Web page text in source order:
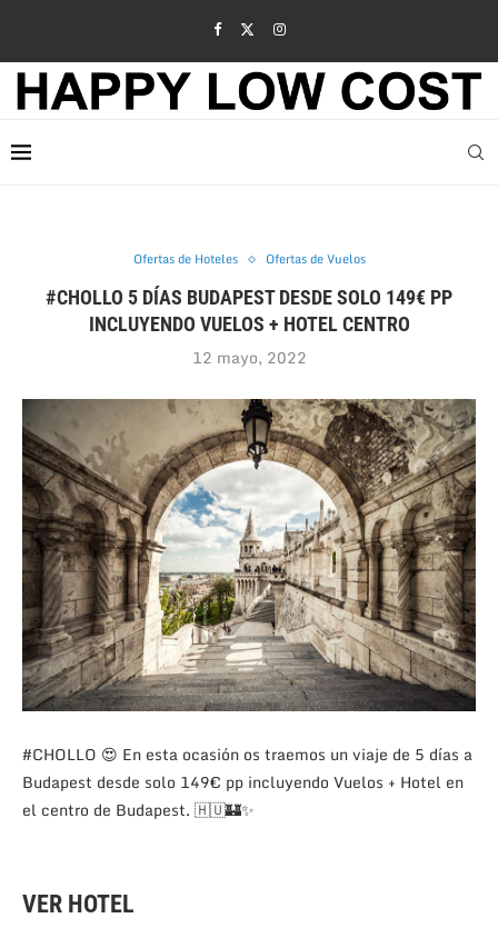
Ofertas de Hoteles Ofertas de Vuelos
#CHOLLO 5 DÍAS BUDAPEST DESDE SOLO 149€ PP
INCLUYENDO VUELOS + HOTEL CENTRO
12 mayo, 2022
#CHOLLO 😍 En esta ocasión os traemos un viaje de 5 días a
Budapest desde solo 149€ pp incluyendo Vuelos + Hotel en
el centro de Budapest. 🇭🇺🏰✨
VER HOTEL